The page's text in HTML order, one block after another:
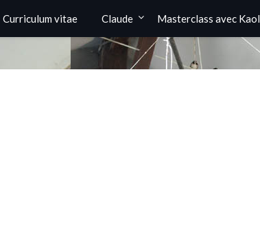
Curriculum vitae Claude Masterclass avec Kaol